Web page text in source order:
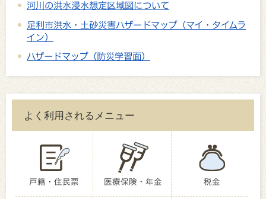
河川の洪水浸水想定区域図について
足利市洪水・土砂災害ハザードマップ（マイ・タイムラ
イン）
ハザードマップ（防災学習面）
よく利用されるメニュー
戸籍・住民票 医療保険・年金 税金